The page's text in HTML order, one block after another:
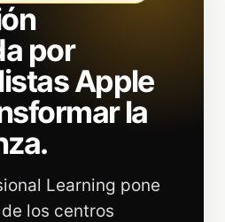
por
Apple
la
Learning pone
los centros